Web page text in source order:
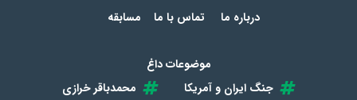
درباره ما تماس با ما مسابقه
موضوعات داغ
جنگ ایران و آمریکا
محمدباقر خرازی